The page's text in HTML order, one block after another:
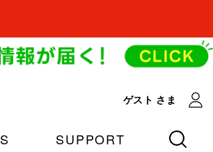
SUPPORT
ゲスト さま